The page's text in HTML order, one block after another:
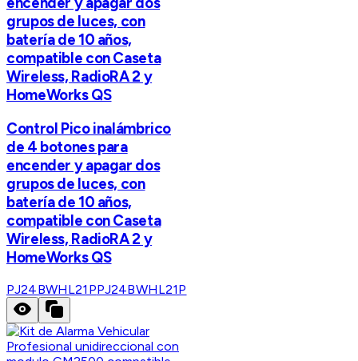
grupos de luces, con
batería de 10 años,
compatible con Caseta
Wireless, RadioRA 2 y
HomeWorks QS
Control Pico inalámbrico
de 4 botones para
encender y apagar dos
grupos de luces, con
batería de 10 años,
compatible con Caseta
Wireless, RadioRA 2 y
HomeWorks QS
PJ24BWHL21PPJ24BWHL21P